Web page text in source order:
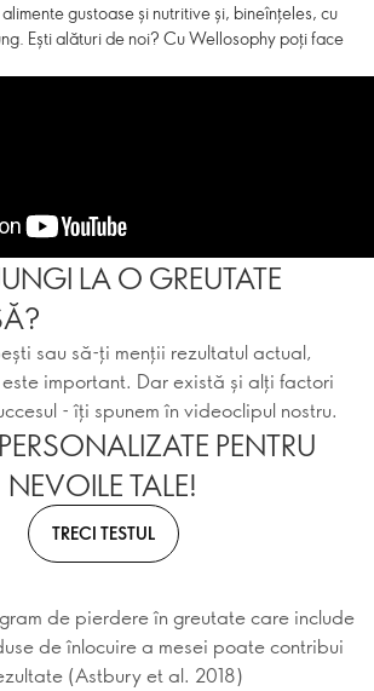
gustoase și nutritive și, bineînțeles, cu
Ești alături de noi? Cu Wellosophy poți face
LA O GREUTATE
sau să-ți menții rezultatul actual,
important. Dar există și alți factori
- îți spunem în videoclipul nostru.
PENTRU
NEVOILE TALE!
TRECI TESTUL
de pierdere în greutate care include
de înlocuire a mesei poate contribui
(Astbury et al. 2018)